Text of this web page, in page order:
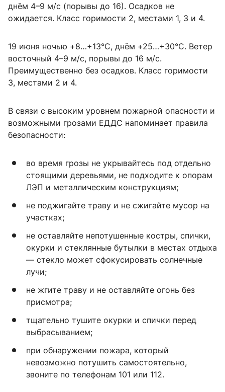
днём 4–9 м/с (порывы до 16). Осадков не
ожидается. Класс горимости 2, местами 1, 3 и 4.
19 июня ночью +8…+13°C, днём +25…+30°C. Ветер
восточный 4–9 м/с, порывы до 16 м/с.
Преимущественно без осадков. Класс горимости
3, местами 2 и 4.
В связи с высоким уровнем пожарной опасности и
возможными грозами ЕДДС напоминает правила
безопасности:
во время грозы не укрывайтесь под отдельно
стоящими деревьями, не подходите к опорам
ЛЭП и металлическим конструкциям;
не поджигайте траву и не сжигайте мусор на
участках;
не оставляйте непотушенные костры, спички,
окурки и стеклянные бутылки в местах отдыха
— стекло может сфокусировать солнечные
лучи;
не жгите траву и не оставляйте огонь без
присмотра;
тщательно тушите окурки и спички перед
выбрасыванием;
при обнаружении пожара, который
невозможно потушить самостоятельно,
звоните по телефонам 101 или 112.